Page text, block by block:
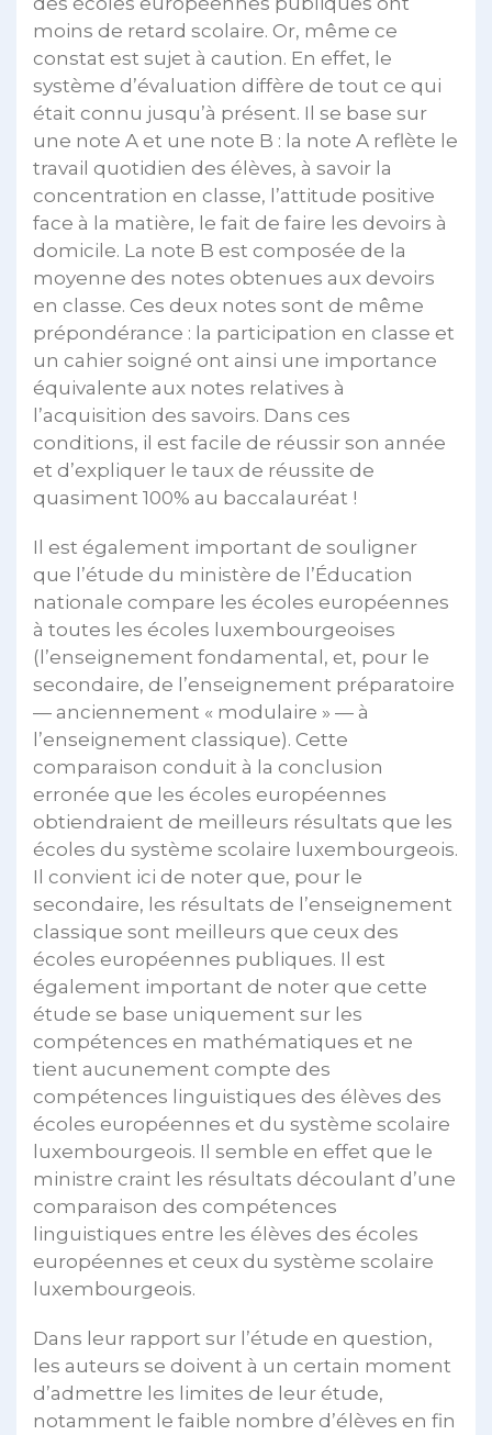
moins de retard scolaire. Or, même ce
constat est sujet à caution. En effet, le
système d’évaluation diffère de tout ce qui
était connu jusqu’à présent. Il se base sur
une note A et une note B : la note A reflète le
travail quotidien des élèves, à savoir la
concentration en classe, l’attitude positive
face à la matière, le fait de faire les devoirs à
domicile. La note B est composée de la
moyenne des notes obtenues aux devoirs
en classe. Ces deux notes sont de même
prépondérance : la participation en classe et
un cahier soigné ont ainsi une importance
équivalente aux notes relatives à
l’acquisition des savoirs. Dans ces
conditions, il est facile de réussir son année
et d’expliquer le taux de réussite de
quasiment 100% au baccalauréat !
Il est également important de souligner
que l’étude du ministère de l’Éducation
nationale compare les écoles européennes
à toutes les écoles luxembourgeoises
(l’enseignement fondamental, et, pour le
secondaire, de l’enseignement préparatoire
— anciennement « modulaire » — à
l’enseignement classique). Cette
comparaison conduit à la conclusion
erronée que les écoles européennes
obtiendraient de meilleurs résultats que les
écoles du système scolaire luxembourgeois.
Il convient ici de noter que, pour le
secondaire, les résultats de l’enseignement
classique sont meilleurs que ceux des
écoles européennes publiques. Il est
également important de noter que cette
étude se base uniquement sur les
compétences en mathématiques et ne
tient aucunement compte des
compétences linguistiques des élèves des
écoles européennes et du système scolaire
luxembourgeois. Il semble en effet que le
ministre craint les résultats découlant d’une
comparaison des compétences
linguistiques entre les élèves des écoles
européennes et ceux du système scolaire
luxembourgeois.
Dans leur rapport sur l’étude en question,
les auteurs se doivent à un certain moment
d’admettre les limites de leur étude,
notamment le faible nombre d’élèves en fin